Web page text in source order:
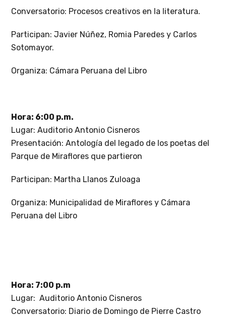
Conversatorio: Procesos creativos en la literatura.
Participan: Javier Núñez, Romia Paredes y Carlos
Sotomayor.
Organiza: Cámara Peruana del Libro
Hora: 6:00 p.m.
Lugar: Auditorio Antonio Cisneros
Presentación: Antología del legado de los poetas del
Parque de Miraflores que partieron
Participan: Martha Llanos Zuloaga
Organiza: Municipalidad de Miraflores y Cámara
Peruana del Libro
Hora: 7:00 p.m
Lugar: Auditorio Antonio Cisneros
Conversatorio: Diario de Domingo de Pierre Castro